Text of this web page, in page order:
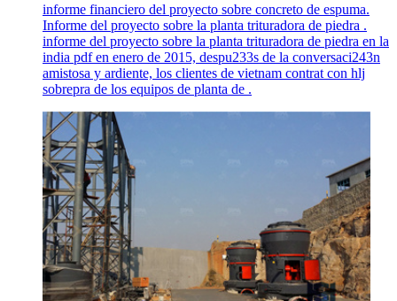
informe financiero del proyecto sobre concreto de espuma.
Informe del proyecto sobre la planta trituradora de piedra .
informe del proyecto sobre la planta trituradora de piedra en la
india pdf en enero de 2015, despu233s de la conversaci243n
amistosa y ardiente, los clientes de vietnam contrat con hlj
sobrepra de los equipos de planta de .